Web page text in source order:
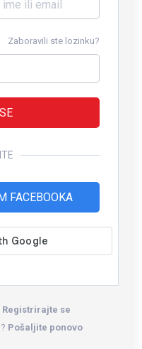
Zaboravili ste lozinku?
FACEBOOKA
Registrirajte se
Pošaljite ponovo